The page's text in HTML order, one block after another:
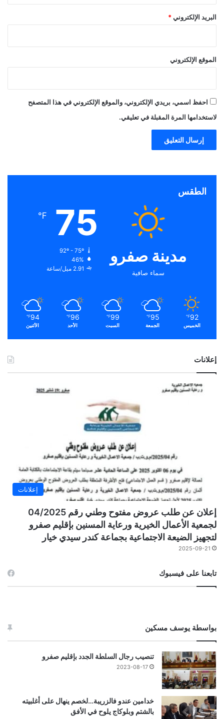
البريد الإلكتروني *
الموقع الإلكتروني
احفظ اسمي، بريدي الإلكتروني، والموقع الإلكتروني في هذا المتصفح
لاستخدامها المرة المقبلة في تعليقي.
الطقس
مدينة صفرو
سماء صافية
75
℉
92º - 75º
46%
2.91 ميل/ساعة
92
℉
الخميس
95
℉
الجمعة
99
℉
السبت
96
℉
الأحد
94
℉
الأثنين
إعلانات
إعلانات
إعلان عن طلب عروض مفتوح وطني رقم 04/2025
لجمعية الأعمال الخيرية ورعاية المسنين بإقليم صفرو
لتجهيز الضيعة الاجتماعية بجماعة كندر سيدي خيار
2025-09-21
تابعنا على فيسبوك
بواسطة يوسف مسكين
تنصيب رجال السلطة الجدد بإقليم صفرو
2023-08-17
خدامين عندو فالزريبة…لخصم ينهال على أغلبيته
بالشتم وبلوكاج يلوح في الأفق